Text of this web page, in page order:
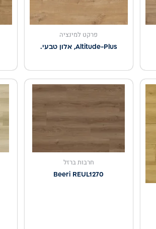
פרקט למינציה
Altitude-Plus, אלון טבעי.
חרבות ברזל
Beeri REUL1270